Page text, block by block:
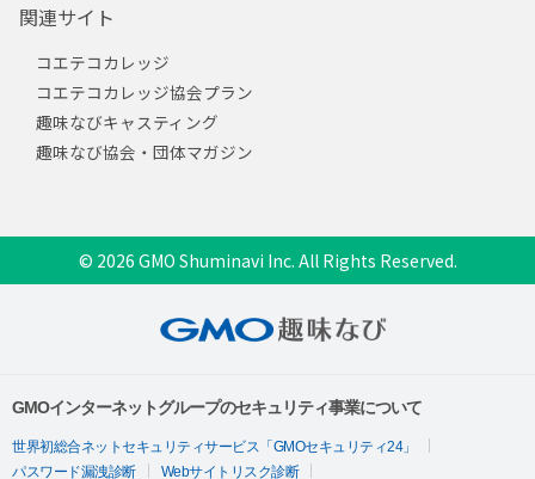
関連サイト
コエテコカレッジ
コエテコカレッジ協会プラン
趣味なびキャスティング
趣味なび協会・団体マガジン
© 2026 GMO Shuminavi Inc. All Rights Reserved.